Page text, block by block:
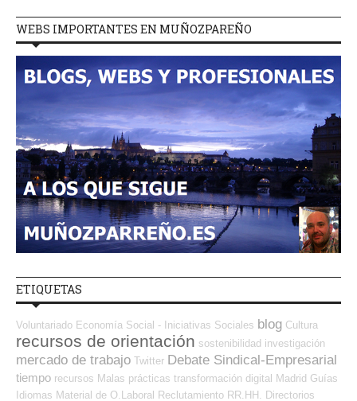
WEBS IMPORTANTES EN MUÑOZPAREÑO
ETIQUETAS
Voluntariado Economía Social - Iniciativas Sociales blog Cultura
recursos de orientación sostenibilidad investigación
mercado de trabajo Twitter Debate Sindical-Empresarial
tiempo recursos Malas prácticas transformación digital Madrid Guías
Idiomas Material de O.Laboral Reclutamiento RR.HH. Directorios